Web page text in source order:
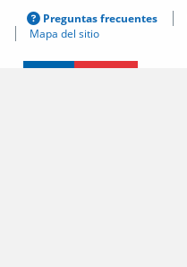
Preguntas frecuentes
Mapa del sitio